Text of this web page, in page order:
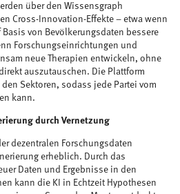
über den Wissensgraph
Cross-Innovation-Effekte – etwa wenn
von Bevölkerungsdaten bessere
Forschungseinrichtungen und
neue Therapien entwickeln, ohne
auszutauschen. Die Plattform
Sektoren, sodass jede Partei vom
kann.
durch Vernetzung
dezentralen Forschungsdaten
erheblich. Durch das
Daten und Ergebnisse in den
kann die KI in Echtzeit Hypothesen